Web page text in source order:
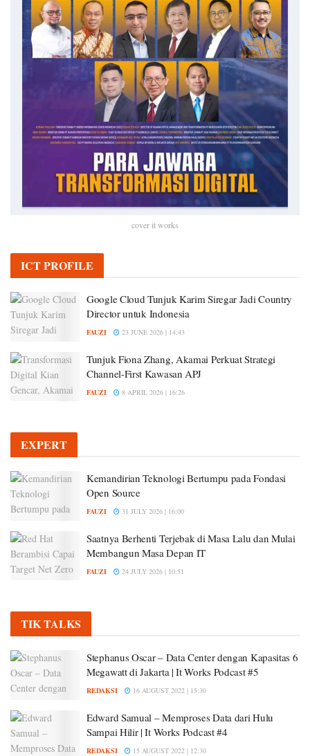
cover it works
ICT PROFILE
Google Cloud Tunjuk Karim Siregar Jadi Country
Director untuk Indonesia
FAUZI 23 JUNE 2026 | 14:43
Tunjuk Fiona Zhang, Akamai Perkuat Strategi
Channel-First Kawasan APJ
FAUZI 8 APRIL 2026 | 16:26
EXPERT
Kemandirian Teknologi Bertumpu pada Fondasi
Open Source
FAUZI 31 JULY 2026 | 16:00
Saatnya Berhenti Terjebak di Masa Lalu dan Mulai
Membangun Masa Depan IT
FAUZI 24 JULY 2026 | 10:51
TIK TALKS
Stephanus Oscar – Data Center dengan Kapasitas 6
Megawatt di Jakarta | It Works Podcast #5
REDAKSI 16 AUGUST 2022 | 15:30
Edward Samual – Memproses Data dari Hulu
Sampai Hilir | It Works Podcast #4
REDAKSI 15 AUGUST 2022 | 12:30